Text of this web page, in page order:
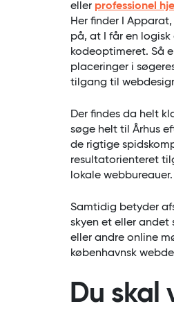
eller professionel
Her finder I
på, at I får en
kodeoptimeret. Så
placeringer i
tilgang til
Der findes da helt
søge helt til Århus
de rigtige
resultatorienteret
lokale webbureauer.
Samtidig betyder
skyen et eller andet
eller andre online
københavnsk
Du skal